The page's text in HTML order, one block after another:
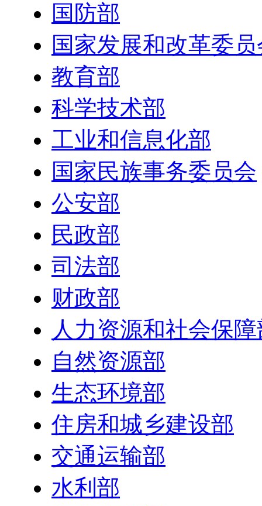
国防部
国家发展和改革委
教育部
科学技术部
工业和信息化部
国家民族事务委员会
公安部
民政部
司法部
财政部
人力资源和社会保
自然资源部
生态环境部
住房和城乡建设部
交通运输部
水利部